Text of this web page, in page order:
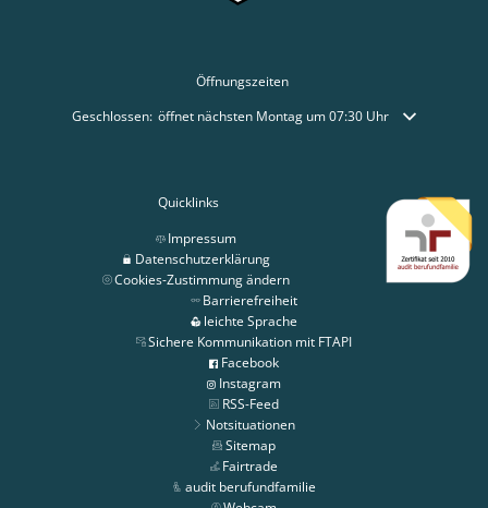
Öffnungszeiten
Klicken, um weitere Öffnungs- oder Schließzeiten auszublenden
Geschlossen: öffnet nächsten Montag um 07:30 Uhr
Quicklinks
Impressum
Datenschutzerklärung
Cookies-Zustimmung ändern
Barrierefreiheit
leichte Sprache
Sichere Kommunikation mit FTAPI
Facebook
Instagram
RSS-Feed
Notsituationen
Sitemap
Fairtrade
audit berufundfamilie